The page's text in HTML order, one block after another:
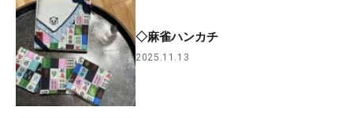
◇麻雀ハンカチ
2025.11.13